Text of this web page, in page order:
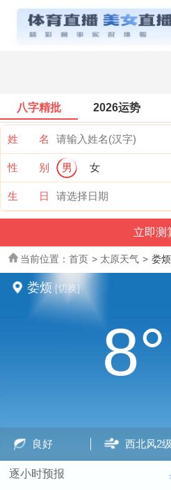
全国天
八字精批 2026运势
姓 名
性 别 男 女
生 日
当前位置： 首页 > 太原天气 > 娄
娄烦 [切换]
8°
良好 西北风2级
逐小时预报